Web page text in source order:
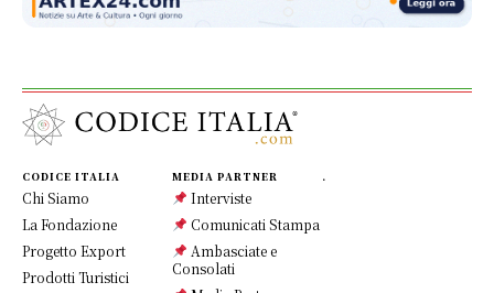
CODICE ITALIA
Chi Siamo
La Fondazione
Progetto Export
Prodotti Turistici
MEDIA PARTNER
Interviste
Comunicati Stampa
Ambasciate e
Consolati
.